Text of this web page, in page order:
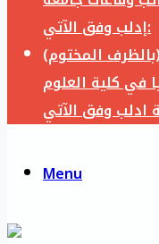
إدلب وفق الآتي:
المختوم)
في كلية العلوم
Menu